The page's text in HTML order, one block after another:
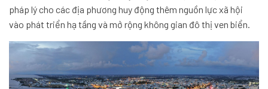
pháp lý cho các địa phương huy động thêm nguồn lực xã hội
vào phát triển hạ tầng và mở rộng không gian đô thị ven biển.